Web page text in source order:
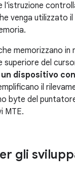
l'istruzione
venga utilizzato
memorizzano
superiore del
dispositivo
il
byte del
MTE.
gli